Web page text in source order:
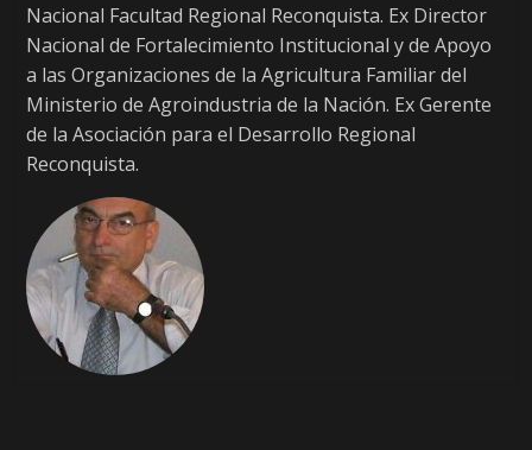
Nacional Facultad Regional Reconquista. Ex Director
Nacional de Fortalecimiento Institucional y de Apoyo
a las Organizaciones de la Agricultura Familiar del
Ministerio de Agroindustria de la Nación. Ex Gerente
de la Asociación para el Desarrollo Regional
Reconquista.